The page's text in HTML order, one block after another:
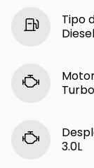
Tipo
Diesel
3.0L